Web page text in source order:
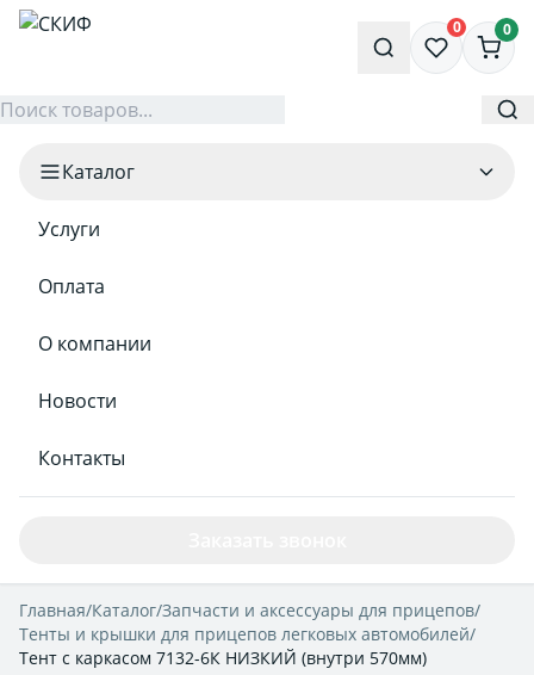
0 0
Каталог
Услуги
Оплата
О компании
Новости
Контакты
Главная/Каталог/Запчасти и аксессуары для прицепов/
Тенты и крышки для прицепов легковых автомобилей/
Тент с каркасом 7132-6К НИЗКИЙ (внутри 570мм)